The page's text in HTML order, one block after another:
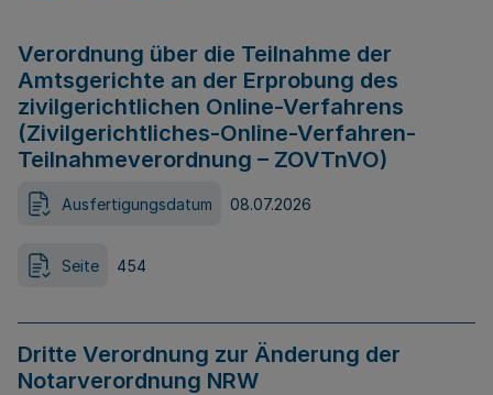
Verordnung über die Teilnahme der
Amtsgerichte an der Erprobung des
zivilgerichtlichen Online-Verfahrens
(Zivilgerichtliches-Online-Verfahren-
Teilnahmeverordnung – ZOVTnVO)
Ausfertigungsdatum 08.07.2026
Seite 454
Dritte Verordnung zur Änderung der
Notarverordnung NRW